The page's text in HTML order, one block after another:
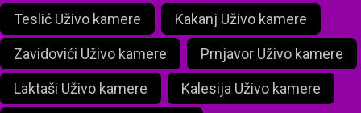
Teslić Uživo kamere Kakanj Uživo kamere
Zavidovići Uživo kamere Prnjavor Uživo kamere
Laktaši Uživo kamere Kalesija Uživo kamere